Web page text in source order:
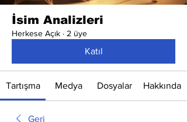
İsim Analizleri
Herkese Açık · 2 üye
Katıl
Tartışma Medya Dosyalar Hakkında
Geri